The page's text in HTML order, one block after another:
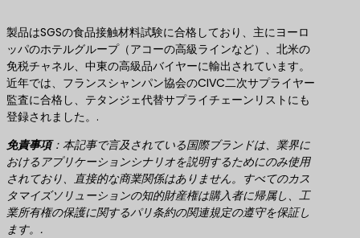
製品はSGSの食品接触材料試験に合格しており、主にヨーロ
ッパのホテルグループ（アコーの高級ラインなど）、北米の
免税チャネル、中東の高級品バイヤーに輸出されています。
近年では、フランスシャンパン協会のCIVC二次サプライヤー
監査に合格し、テタンジェ代替サプライチェーンリストにも
登録されました。.
免責事項​：本記事で言及されている国際ブランドは、業界に
おけるアプリケーションシナリオを説明するためにのみ使用
されており、直接的な商業関係はありません。すべてのカス
タマイズソリューションの知的財産権は購入者に帰属し、工
業所有権の保護に関するパリ条約の関連規定の遵守を保証し
ます。.